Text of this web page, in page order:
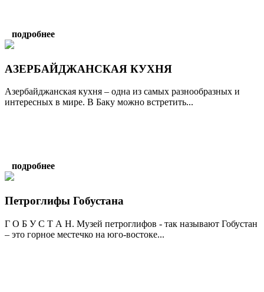
подробнее
АЗЕРБАЙДЖАНСКАЯ КУХНЯ
Азербайджанская кухня – одна из самых разнообразных и
интересных в мире. В Баку можно встретить...
подробнее
Петроглифы Гобустана
Г О Б У С Т А Н. Музей петроглифов - так называют Гобустан
– это горное местечко на юго-востоке...